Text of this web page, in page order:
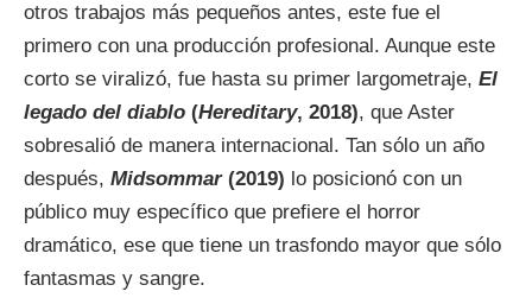
otros trabajos más pequeños antes, este fue el
primero con una producción profesional. Aunque este
corto se viralizó, fue hasta su primer largometraje, El
legado del diablo (Hereditary, 2018), que Aster
sobresalió de manera internacional. Tan sólo un año
después, Midsommar(2019) lo posicionó con un
público muy específico que prefiere el horror
dramático, ese que tiene un trasfondo mayor que sólo
fantasmas y sangre.